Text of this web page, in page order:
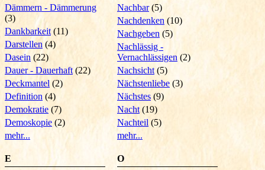
Dämmern - Dämmerung
(3)
Dankbarkeit (11)
Darstellen (4)
Dasein (22)
Dauer - Dauerhaft (22)
Deckmantel (2)
Definition (4)
Demokratie (7)
Demoskopie (2)
mehr...
E
Nachbar (5)
Nachdenken (10)
Nachgeben (5)
Nachlässig -
Vernachlässigen (2)
Nachsicht (5)
Nächstenliebe (3)
Nächstes (9)
Nacht (19)
Nachteil (5)
mehr...
O